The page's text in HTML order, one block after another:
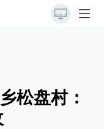
松盘村：